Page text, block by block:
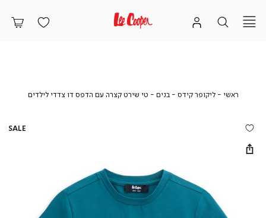
ראשי ראשי
ליקופר קידס ליקופר
בנים בניםטי שירט קצרה עם הדפס דו צדדי לילדיםטי
הדפס
SALE